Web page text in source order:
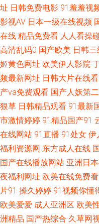
大香蕉丁香五月 免费肏屄 无码
高清 久久天堂91 五月社区天
A∨在线 91大片淫黄大片 波多
产黑料福利社 夜间免费福利传
直接进入 97人妻网 老湿机黄色
高清日韩av无码网址 首页大香
址观看 一级大片久 91午夜福利
址 日韩免费电影 91羞羞视
影视AV 日本一级在线视频
在线 精品免费看 人人看操
高清乱码0 国产欧美 日韩
姬黄色网址 欧美伊人影院
频最新网址 日韩大片在线看
产va免费观看 国产人妖第二
狠草 日韩精品观看 91最新
市激情婷婷 91精品国产91
在线网站 91直播 91处女 伊
福利资源网 东方成人在线
国产在线播放网站 亚洲日
夜福利网址 欧美在线免费看
片91 操久婷婷 91视频你懂
欧美爱爱 成人亚洲区 欧美
洲精品 国产热综合 久草网